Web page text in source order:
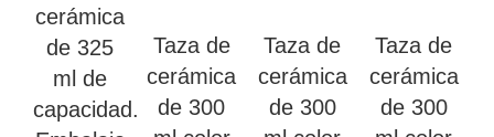
cerámica
de 325
ml de
capacidad.
Taza de
cerámica
de 300
Taza de
cerámica
de 300
Taza de
cerámica
de 300